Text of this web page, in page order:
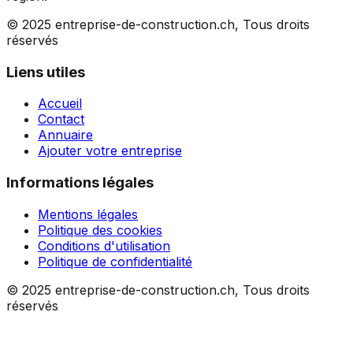
© 2025 entreprise-de-construction.ch, Tous droits
réservés
Liens utiles
Accueil
Contact
Annuaire
Ajouter votre entreprise
Informations légales
Mentions légales
Politique des cookies
Conditions d'utilisation
Politique de confidentialité
© 2025 entreprise-de-construction.ch, Tous droits
réservés